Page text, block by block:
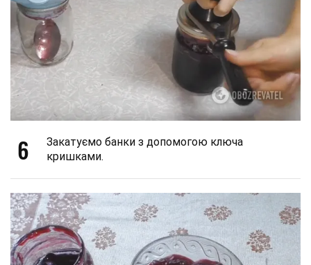
6
Закатуємо банки з допомогою ключа
кришками.